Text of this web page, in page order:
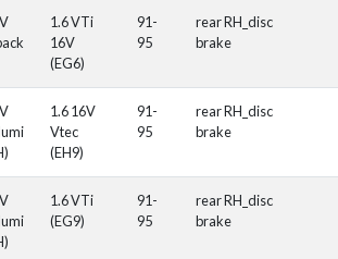
1.6 VTi
16V
(EG6)
91-
95
rear RH_disc
brake
1.6 16V
Vtec
(EH9)
91-
95
rear RH_disc
brake
1.6 VTi
(EG9)
91-
95
rear RH_disc
brake